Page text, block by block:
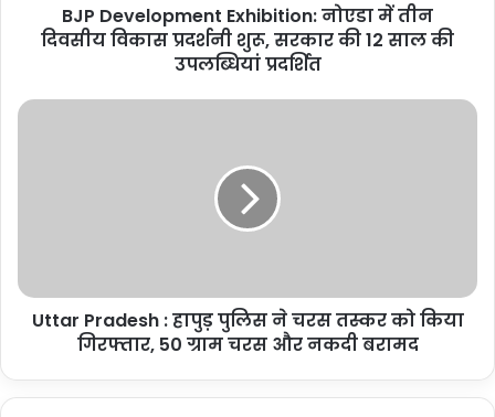
सरकार
साल
BJP Development Exhibition: नोएडा में तीन
दिवसीय विकास प्रदर्शनी शुरू, सरकार की 12 साल की
उपलब्धियां प्रदर्शित
Uttar
को
कियाUttar Pradesh : हापुड़ पुलिस ने चरस तस्कर को किया
गिरफ्तार, 50 ग्राम चरस और नकदी बरामद